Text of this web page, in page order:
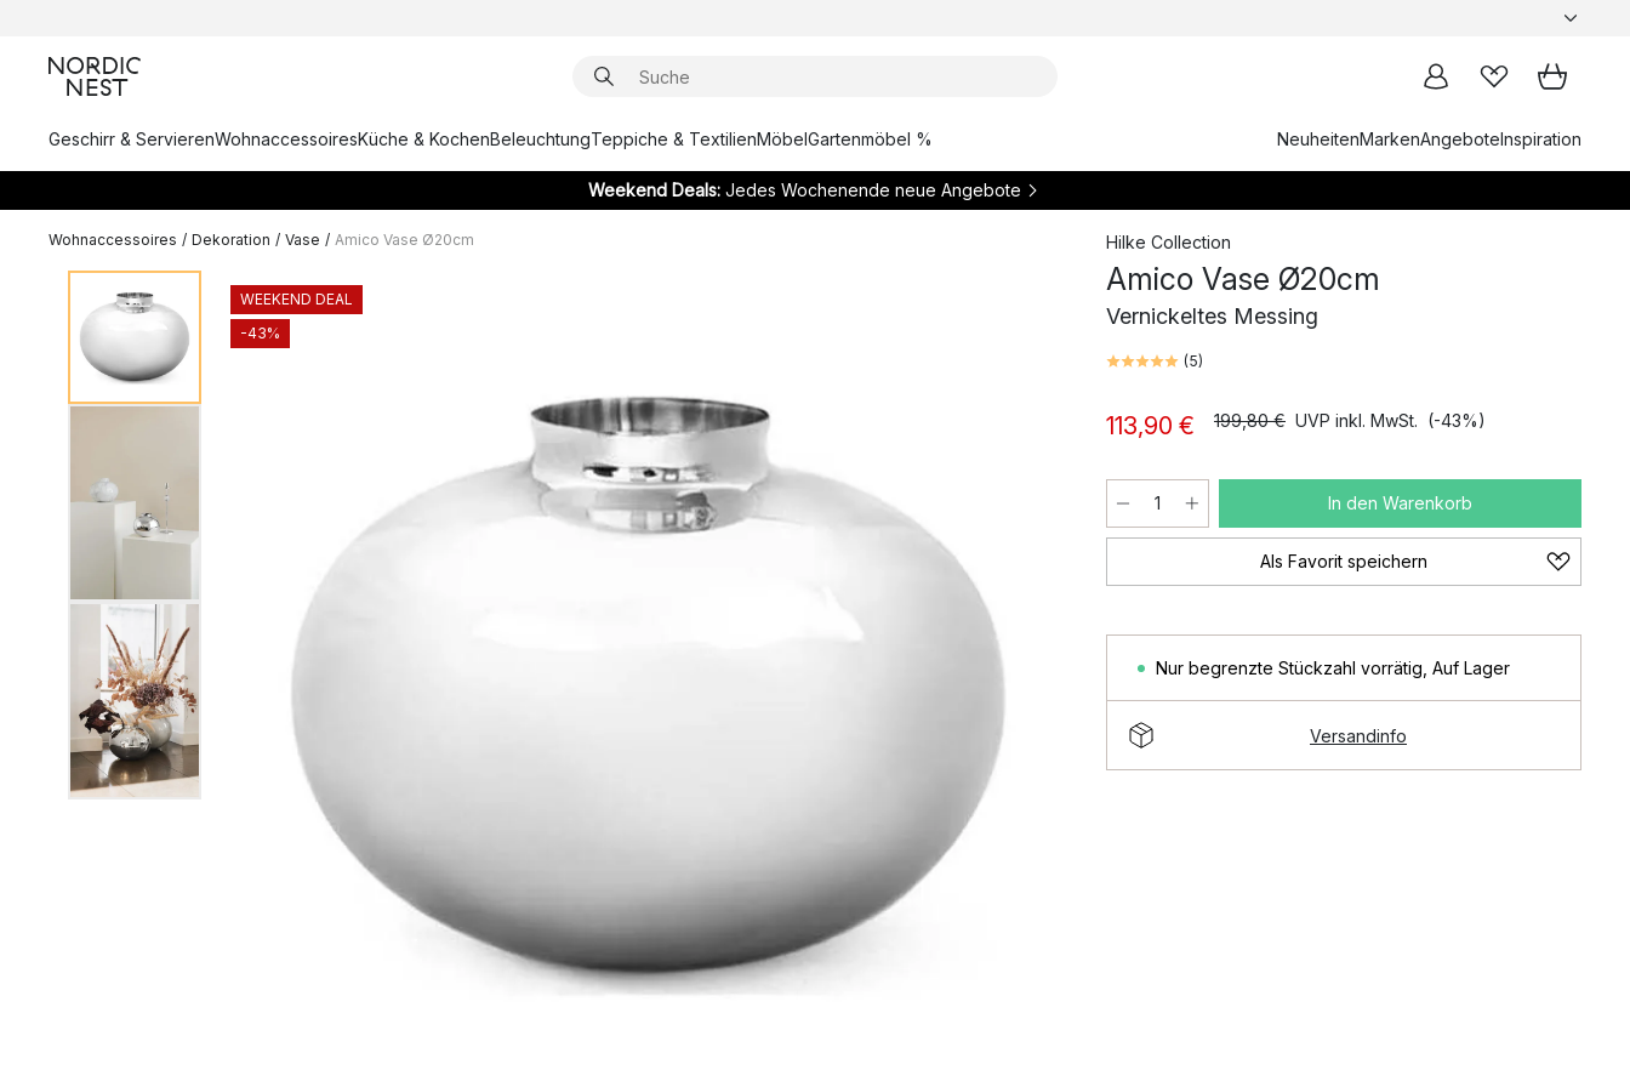
Geschirr & ServierenWohnaccessoiresKüche & KochenBeleuchtungTeppiche & TextilienMöbelGartenmöbel % NeuheitenMarkenAngeboteInspiration
Weekend Deals:Jedes Wochenende neue Angebote
Wohnaccessoires / Dekoration / Vase / Amico Vase Ø20cm
WEEKEND DEAL
-43%
Hilke Collection
Amico Vase Ø20cm
Vernickeltes Messing
(5)
113,90 € 199,80 € UVP inkl. MwSt. (-43%)
In den Warenkorb
Als Favorit speichern
Nur begrenzte Stückzahl vorrätig Auf Lager
Versandinfo